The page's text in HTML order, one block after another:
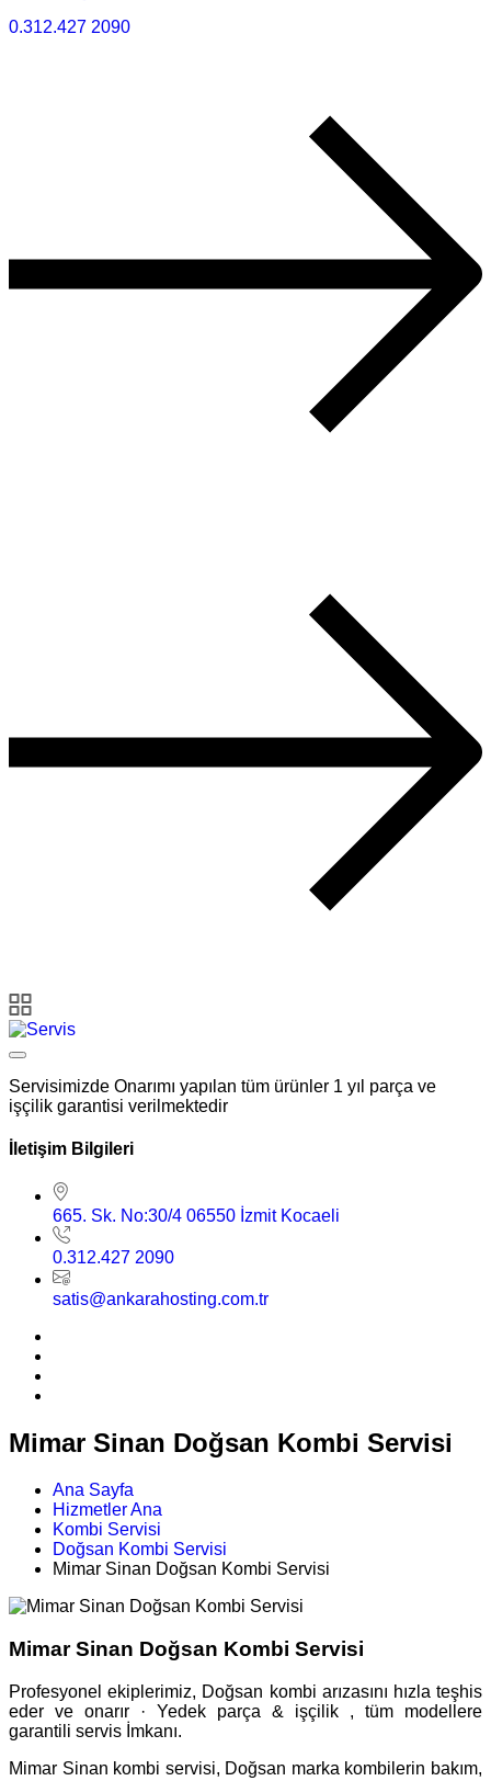
0.312.427 2090
Servisimizde Onarımı yapılan tüm ürünler 1 yıl parça ve
işçilik garantisi verilmektedir
İletişim Bilgileri
665. Sk. No:30/4 06550 İzmit Kocaeli
0.312.427 2090
satis@ankarahosting.com.tr
Mimar Sinan Doğsan Kombi Servisi
Ana Sayfa
Hizmetler Ana
Kombi Servisi
Doğsan Kombi Servisi
Mimar Sinan Doğsan Kombi Servisi
Mimar Sinan Doğsan Kombi Servisi
Profesyonel ekiplerimiz, Doğsan kombi arızasını hızla teşhis
eder ve onarır · Yedek parça & işçilik , tüm modellere
garantili servis İmkanı.
Mimar Sinan kombi servisi, Doğsan marka kombilerin bakım,